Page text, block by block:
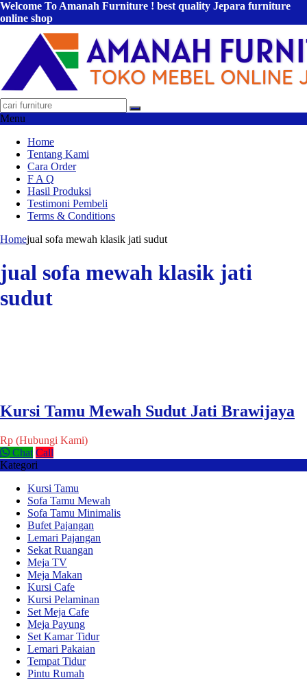
Welcome To Amanah Furniture ! best quality Jepara furniture
online shop
Menu
Home
Tentang Kami
Cara Order
F A Q
Hasil Produksi
Testimoni Pembeli
Terms & Conditions
Homejual sofa mewah klasik jati sudut
jual sofa mewah klasik jati
sudut
Kursi Tamu Mewah Sudut Jati Brawijaya
Rp (Hubungi Kami)
Chat Call
Kategori
Kursi Tamu
Sofa Tamu Mewah
Sofa Tamu Minimalis
Bufet Pajangan
Lemari Pajangan
Sekat Ruangan
Meja TV
Meja Makan
Kursi Cafe
Kursi Pelaminan
Set Meja Cafe
Meja Payung
Set Kamar Tidur
Lemari Pakaian
Tempat Tidur
Pintu Rumah